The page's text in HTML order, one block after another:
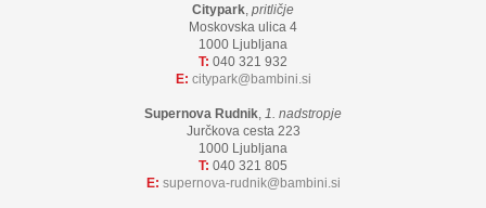
Citypark, pritličje
Moskovska ulica 4
1000 Ljubljana
T: 040 321 932
E: citypark bambini.si
Supernova Rudnik, 1. nadstropje
Jurčkova cesta 223
1000 Ljubljana
T: 040 321 805
E: supernova-rudnik bambini.si